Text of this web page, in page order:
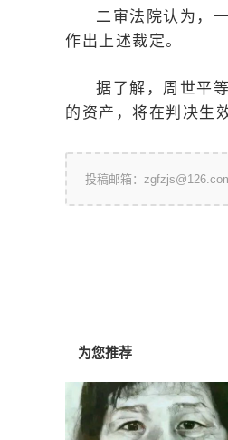
二审法院认为，
作出上述裁定。
据了解，周世平
的资产，将在判决生
投稿邮箱：
为您推荐